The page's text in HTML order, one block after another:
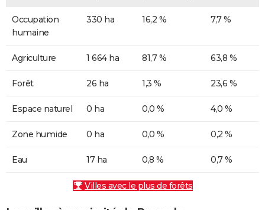
Occupation
humaine
330 ha 16,2 % 7,7 %
Agriculture 1 664 ha 81,7 % 63,8 %
Forêt 26 ha 1,3 % 23,6 %
Espace naturel 0 ha 0,0 % 4,0 %
Zone humide 0 ha 0,0 % 0,2 %
Eau 17 ha 0,8 % 0,7 %
Villes avec le plus de forêts